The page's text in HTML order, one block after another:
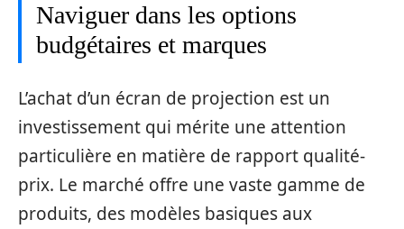
Naviguer dans les options
budgétaires et marques
L’achat d’un écran de projection est un
investissement qui mérite une attention
particulière en matière de rapport qualité-
prix. Le marché offre une vaste gamme de
produits, des modèles basiques aux